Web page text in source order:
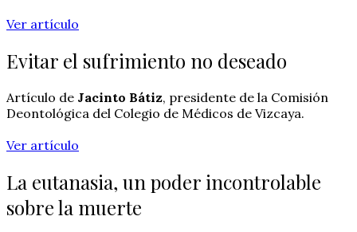
Ver artículo
Evitar el sufrimiento no deseado
Artículo de Jacinto Bátiz, presidente de la Comisión
Deontológica del Colegio de Médicos de Vizcaya.
Ver artículo
La eutanasia, un poder incontrolable
sobre la muerte